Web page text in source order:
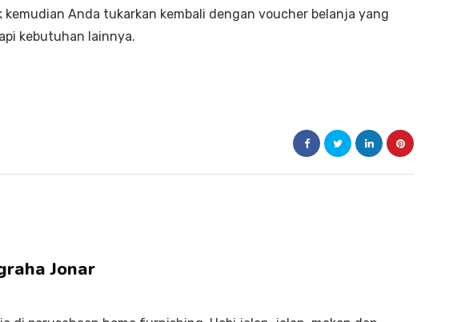
Anda tukarkan kembali dengan voucher belanja yang
kebutuhan lainnya.
Jonar